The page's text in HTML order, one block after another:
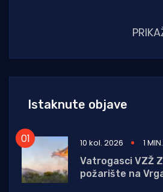
Istaknute objave
10 kol. 2026
1
Vatrogasci VZŽ
požarište na